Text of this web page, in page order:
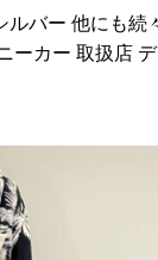
ルバー 他にも続
ーカー 取扱店